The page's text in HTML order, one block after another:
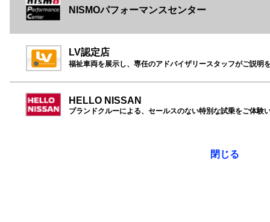
NISMOパフォーマンスセンター
LV認定店
福祉車両を展示し、専任のアドバイザリースタッフがご説明
HELLO NISSAN
ブランドクルーによる、セールスのない特別な試乗をご体験
閉じる